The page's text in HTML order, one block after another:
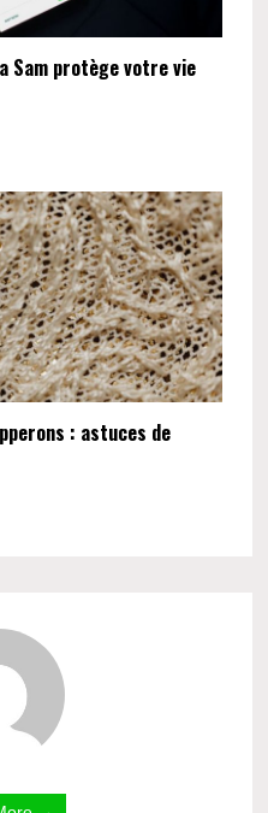
Sam protège votre vie
: astuces de